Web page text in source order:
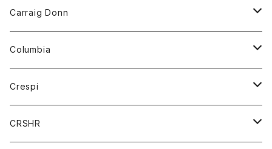
チーフ
バンダナ
トレーナー
ショートパンツ
オーバーオール
カーディガン
ハーフスリーブTシャツ
Carraig Donn
ニット
Columbia
アウター
ジャケット
Crespi
ジャケット
CRSHR